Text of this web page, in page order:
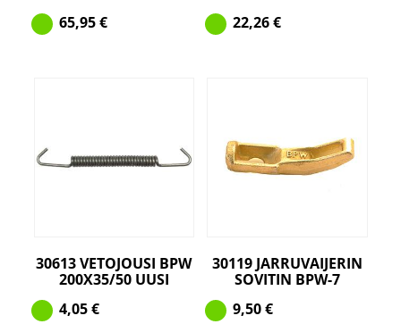
65,95€
22,26€
30613 VETOJOUSI BPW
200X35/50 UUSI
4,05€
30119 JARRUVAIJERIN
SOVITIN BPW-7
9,50€